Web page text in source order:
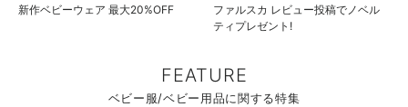
新作ベビーウェア 最大20%OFF
ファルスカ レビュー投稿でノベル
ティプレゼント!
FEATURE
ベビー服/ベビー用品に関する特集